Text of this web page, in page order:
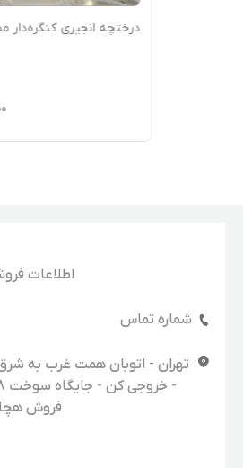
درختچه انجیری کنگره‌دار
اطلاعات
شماره تماس
تهران - اتوبان همت غرب به
فروش